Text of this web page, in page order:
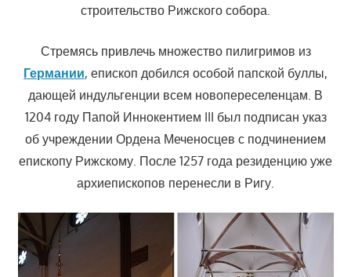
строительство Рижского собора.
Стремясь привлечь множество пилигримов из
Германии, епископ добился особой папской буллы,
дающей индульгенции всем новопереселенцам. В
1204 году Папой Иннокентием III был подписан указ
об учреждении Ордена Меченосцев с подчинением
епископу Рижскому. После 1257 года резиденцию уже
архиепископов перенесли в Ригу.